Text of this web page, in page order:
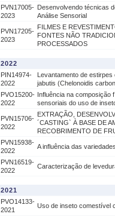
PVN17005-
2023
Desenvolvendo técnicas
Análise Sensorial
PVN17205-
2023
FILMES E
FONTES NÃO
PROCESSADOS
2022
PIN14974-
2022
Levantamento de
jabutis (Chelonoidis
PVO15200-
2022
Influência na composição
sensoriais do uso de
PVN15706-
2022
EXTRAÇÃO,
´CASTING` À BASE DE
RECOBRIMENTO DE
PVN15938-
2022
A influência das
PVN16519-
2022
Caracterização de
2021
PVO14133-
2021
Uso de inseto comestível